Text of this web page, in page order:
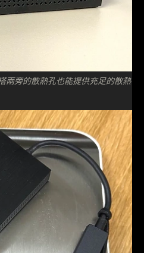
兩旁的散熱孔也能提供充足的散熱